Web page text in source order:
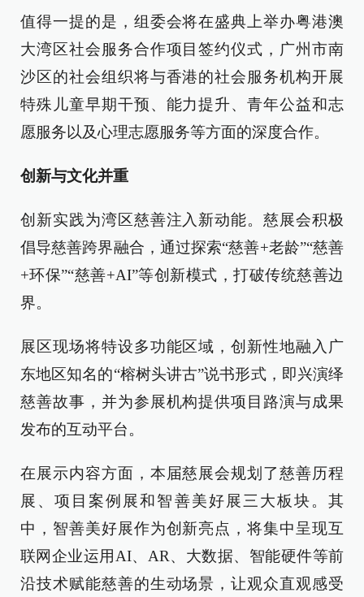
值得一提的是，组委会将在盛典上举办粤港澳
大湾区社会服务合作项目签约仪式，广州市南
沙区的社会组织将与香港的社会服务机构开展
特殊儿童早期干预、能力提升、青年公益和志
愿服务以及心理志愿服务等方面的深度合作。
创新与文化并重
创新实践为湾区慈善注入新动能。慈展会积极
倡导慈善跨界融合，通过探索“慈善+老龄”“慈善
+环保”“慈善+AI”等创新模式，打破传统慈善边
界。
展区现场将特设多功能区域，创新性地融入广
东地区知名的“榕树头讲古”说书形式，即兴演绎
慈善故事，并为参展机构提供项目路演与成果
发布的互动平台。
在展示内容方面，本届慈展会规划了慈善历程
展、项目案例展和智善美好展三大板块。其
中，智善美好展作为创新亮点，将集中呈现互
联网企业运用AI、AR、大数据、智能硬件等前
沿技术赋能慈善的生动场景，让观众直观感受